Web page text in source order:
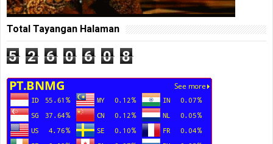
Total Tayangan Halaman
5 2 6 0 6 0 8